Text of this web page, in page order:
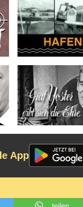
App